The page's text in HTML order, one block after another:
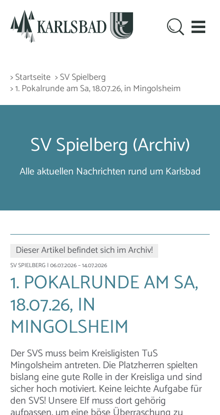
> Startseite > SV Spielberg
> 1. Pokalrunde am Sa, 18.07.26, in Mingolsheim
SV Spielberg (Archiv)
Alle aktuellen Nachrichten rund um Karlsbad
Dieser Artikel befindet sich im Archiv!
SV SPIELBERG | 06.07.2026 – 14.07.2026
1. POKALRUNDE AM SA,
18.07.26, IN
MINGOLSHEIM
Der SVS muss beim Kreisligisten TuS
Mingolsheim antreten. Die Platzherren spielten
bislang eine gute Rolle in der Kreisliga und sind
sicher hoch motiviert. Keine leichte Aufgabe für
den SVS! Unsere Elf muss dort gehörig